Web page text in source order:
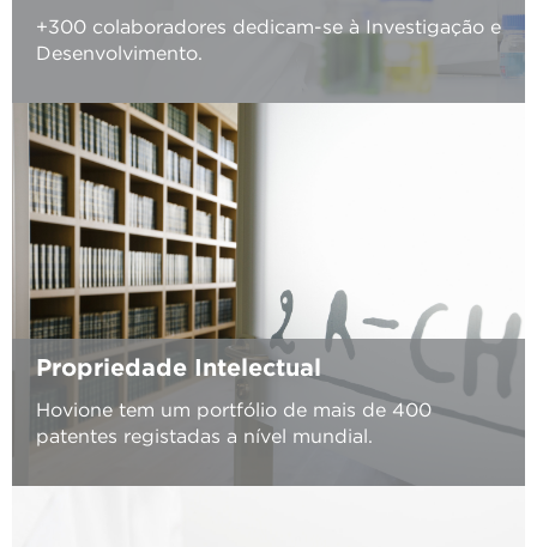
+300 colaboradores dedicam-se à Investigação e
Desenvolvimento.
Propriedade Intelectual
Hovione tem um portfólio de mais de 400
patentes registadas a nível mundial.